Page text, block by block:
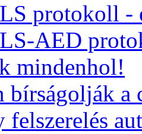
protokoll -
AED
mindenhol!
bírságolják a
felszerelés